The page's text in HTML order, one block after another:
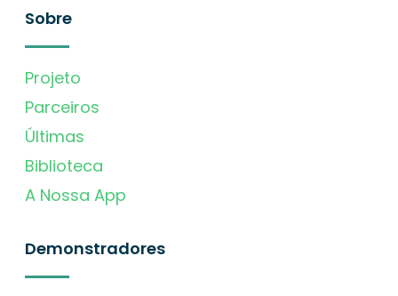
Sobre
Projeto
Parceiros
Últimas
Biblioteca
A Nossa App
Demonstradores